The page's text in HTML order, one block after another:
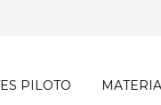
PILOTO